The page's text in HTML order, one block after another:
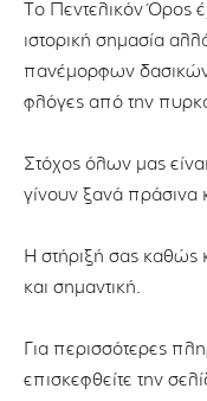
Το Πεντελικόν Όρος
ιστορική σημασία
πανέμορφων δασικών
φλόγες από την
Στόχος όλων μας
γίνουν ξανά πράσινα
Η στήριξή σας καθώς
και σημαντική.
Για περισσότερες
επισκεφθείτε την